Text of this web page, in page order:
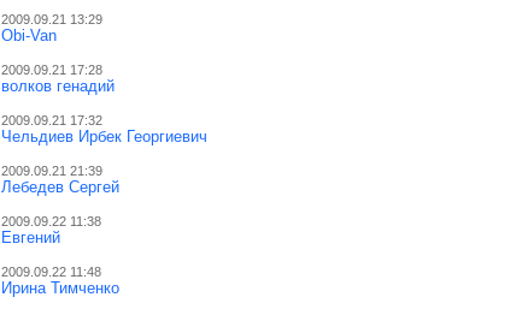
2009.09.21 13:29
Obi-Van
2009.09.21 17:28
волков генадий
2009.09.21 17:32
Чельдиев Ирбек Георгиевич
2009.09.21 21:39
Лебедев Сергей
2009.09.22 11:38
Евгений
2009.09.22 11:48
Ирина Тимченко